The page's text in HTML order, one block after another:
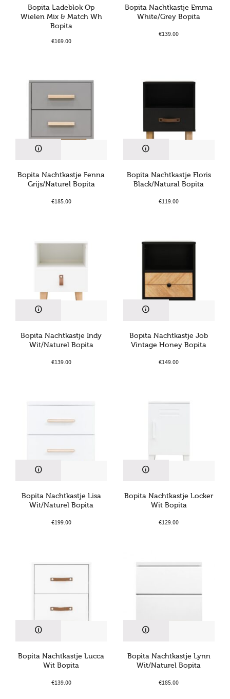
Bopita Ladeblok Op
Wielen Mix & Match Wh
Bopita
€169.00
Bopita Nachtkastje Emma
White/Grey Bopita
€139.00
Bopita Nachtkastje Fenna
Grijs/Naturel Bopita
€185.00
Bopita Nachtkastje Floris
Black/Natural Bopita
€119.00
Bopita Nachtkastje Indy
Wit/Naturel Bopita
€139.00
Bopita Nachtkastje Job
Vintage Honey Bopita
€149.00
Bopita Nachtkastje Lisa
Wit/Naturel Bopita
€199.00
Bopita Nachtkastje Locker
Wit Bopita
€129.00
Bopita Nachtkastje Lucca
Wit Bopita
€139.00
Bopita Nachtkastje Lynn
Wit/Naturel Bopita
€185.00